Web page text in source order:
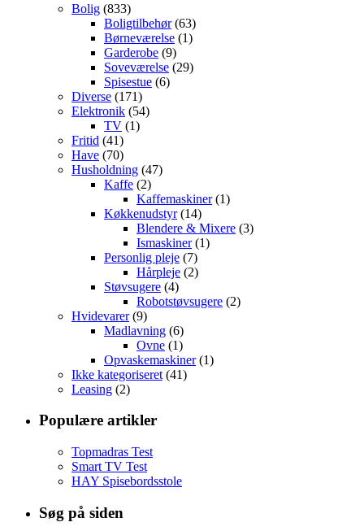
Bolig (833)
Boligtilbehør(63)
Børneværelse (1)
Garderobe (9)
Soveværelse (29)
Spisestue (6)
Diverse (171)
Elektronik (54)
TV (1)
Fritid (41)
Have (70)
Husholdning (47)
Kaffe (2)
Kaffemaskiner(1)
Køkkenudstyr(14)
Blendere & Mixere (3)
Ismaskiner(1)
Personlig pleje (7)
Hårpleje (2)
Støvsugere (4)
Robotstøvsugere (2)
Hvidevarer(9)
Madlavning (6)
Ovne (1)
Opvaskemaskiner(1)
Ikke kategoriseret (41)
Leasing (2)
Populære artikler
Topmadras Test
Smart TV Test
HAY Spisebordsstole
Søg på siden